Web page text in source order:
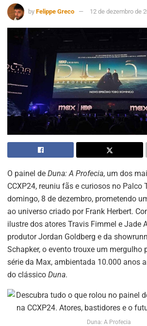
by Felippe Greco 12 de dezembro de
O painel de Duna: A Profecia, um dos
CCXP24, reuniu fãs e curiosos no Palco
domingo, 8 de dezembro, prometendo
ao universo criado por Frank Herbert.
ilustre dos atores Travis Fimmel e Jade
produtor Jordan Goldberg e da
Schapker, o evento trouxe um mergulho
série da Max, ambientada 10.000 anos
do clássico Duna.
Duna: A Profecia